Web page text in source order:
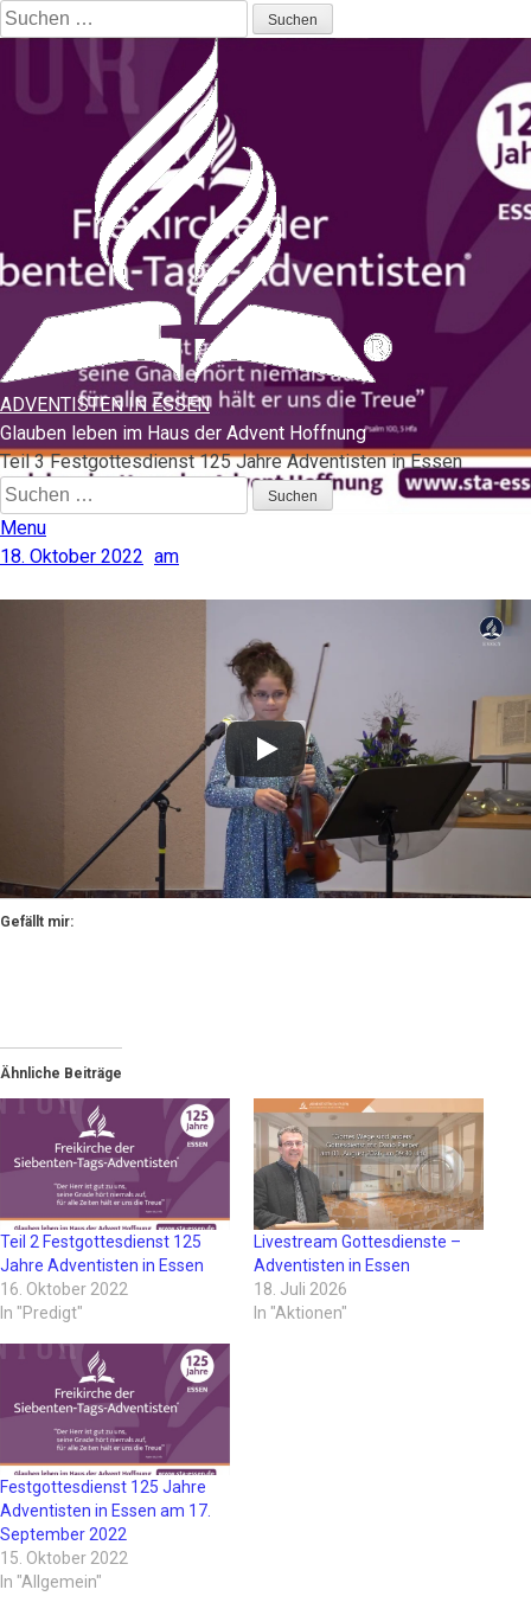
Suchen
nach:
ADVENTISTEN IN ESSEN
Glauben leben im Haus der Advent Hoffnung
Teil 3 Festgottesdienst 125 Jahre Adventisten in Essen
Suchen
nach:
Menu
18. Oktober 2022 am
Gefällt mir:
Ähnliche Beiträge
Teil 2 Festgottesdienst 125
Jahre Adventisten in Essen
16. Oktober 2022
In "Predigt"
Livestream Gottesdienste –
Adventisten in Essen
18. Juli 2026
In "Aktionen"
Festgottesdienst 125 Jahre
Adventisten in Essen am 17.
September 2022
15. Oktober 2022
In "Allgemein"